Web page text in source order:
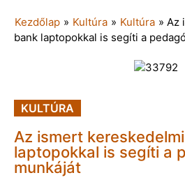
Kezdőlap » Kultúra » Kultúra » Az
bank laptopokkal is segíti a
KULTÚRA
Az ismert
laptopokkal is segíti a
munkáját